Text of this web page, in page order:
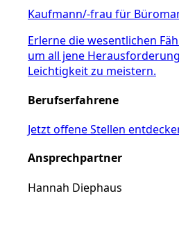
Kaufmann/-frau für
Erlerne die wesentlichen
um all jene
Leichtigkeit zu meistern.
Berufserfahrene
Jetzt offene Stellen
Ansprechpartner
Hannah Diephaus